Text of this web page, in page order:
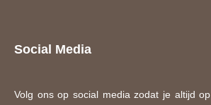
Social Media
Volg ons op social media zodat je altijd